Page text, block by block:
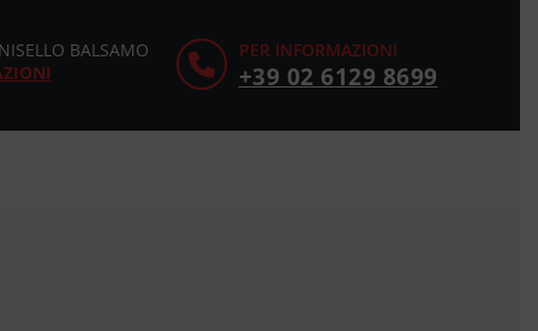
PER INFORMAZIONI
+39 02 6129 8699
BALSAMO